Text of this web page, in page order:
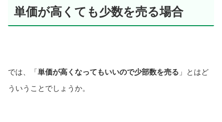
単価が高くても少数を売る場合
では、「単価が高くなってもいいので少部数を売る 」とはど
ういうことでしょうか。